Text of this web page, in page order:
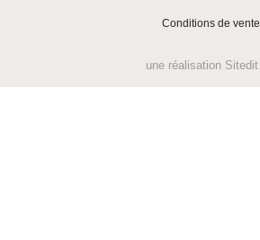
Conditions de vente
une réalisation Sitedit